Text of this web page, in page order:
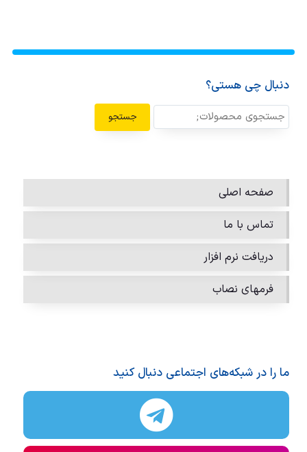
دنبال چی هستی؟
جستجو
صفحه اصلی
تماس با ما
دریافت نرم افزار
فرمهای نصاب
ما را در شبکه‌های اجتماعی دنبال کنید